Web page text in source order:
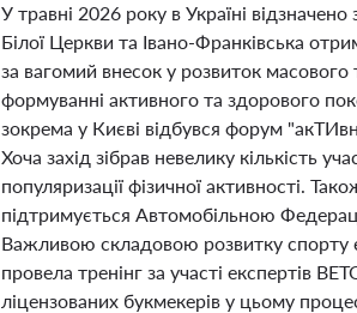
У травні 2026 року в Україні
Білої Церкви та Івано-Франківська
за вагомий внесок у розвиток
формуванні активного та здорового
зокрема у Києві відбувся форум
Хоча захід зібрав невелику кількість
популяризації фізичної активності.
підтримується Автомобільною
Важливою складовою розвитку спорту
провела тренінг за участі експертів
ліцензованих букмекерів у цьому